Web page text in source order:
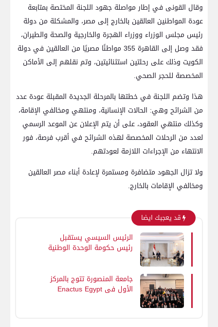
وقال القونى في إطار مواصلة جهود اللجنة المختصة بمتابعة
عودة المواطنين العالقين بالخارج إلى مصر، والمشكلة من دولة
رئيس مجلس الوزراء ووزراء الهجرة والخارجية والصحة والطيران،
فقد وصل إلى القاهرة 355 مواطنًا مصريًا من العالقين في دولة
الكويت وذلك على رحلتين استثنائيتين، وتم نقلهم إلى الأماكن
المخصصة للحجر الصحي.
هذا وتضم اللجنة في خطتها بالمرحلة الجديدة المقبلة عودة عدد
من الشرائح وهي: الحالات الإنسانية، ومنتهي ومخالفي الإقامة،
وكذلك منتهي العقود، على أن يتم الإعلان عن الموعد الرسمي
لعدد من الرحلات المخصصة لهذه الشرائح في أقرب فرصة، فور
الانتهاء من الإجراءات اللازمة لعودتهم.
ولا تزال الجهود متضافرة ومستمرة لإعادة أبناء مصر العالقين
ومخالفي الإقامات بالخارج.
قد يعجبك ايضا
الرئيس السيسي يستقبل
رئيس حكومة الوحدة الوطنية
جامعة المنصورة تتوج بالمركز
الأول في Enactus Egypt